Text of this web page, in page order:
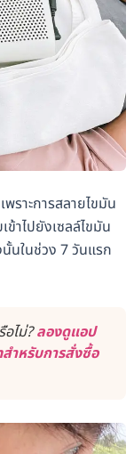
ราะการสลายไขมัน
าไปยังเซลล์ไขมัน
นในช่วง 7 วันแรก
ไม่?ลองดูแอป
ำหรับการสั่งซื้อ